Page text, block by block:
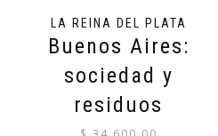
LA REINA DEL PLATA
Buenos Aires:
sociedad y
residuos